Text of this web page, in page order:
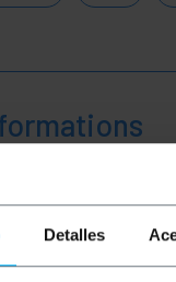
Detalles
réseau rigide